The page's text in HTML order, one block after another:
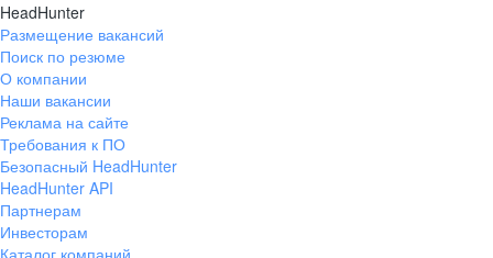
HeadHunter
Размещение вакансий
Поиск по резюме
О компании
Наши вакансии
Реклама на сайте
Требования к ПО
Безопасный HeadHunter
HeadHunter API
Партнерам
Инвесторам
Каталог компаний